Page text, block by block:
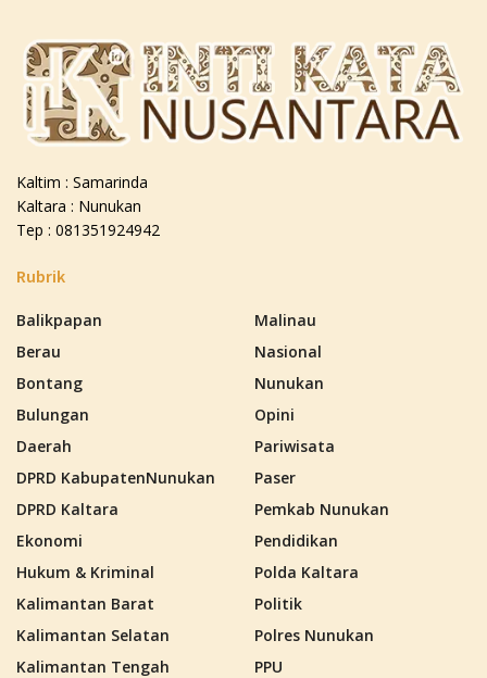
Kaltim : Samarinda
Kaltara : Nunukan
Tep : 081351924942
Rubrik
Balikpapan
Berau
Bontang
Bulungan
Daerah
DPRD KabupatenNunukan
DPRD Kaltara
Ekonomi
Hukum & Kriminal
Kalimantan Barat
Kalimantan Selatan
Kalimantan Tengah
Malinau
Nasional
Nunukan
Opini
Pariwisata
Paser
Pemkab Nunukan
Pendidikan
Polda Kaltara
Politik
Polres Nunukan
PPU